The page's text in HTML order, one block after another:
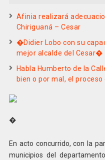
Afinia realizará
Chiriguaná – Cesar
�Didier Lobo con su
mejor alcalde del Cesar�
Habla Humberto de la
bien o por mal, el
�
En acto concurrido, con la
municipios del